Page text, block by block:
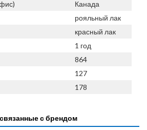
Канада
рояльный лак
красный лак
1 год
864
127
178
с брендом